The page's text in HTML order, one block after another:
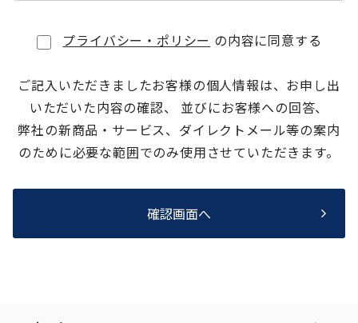
プライバシー・ポリシー の内容に同意する
ご記入いただきましたお客様の個人情報は、お申し出
いただいた内容の確認、 並びにお客様への回答、
弊社の新商品・サービス、ダイレクトメール等の案内
のために必要な範囲でのみ使用させていただきます。
確認画面へ